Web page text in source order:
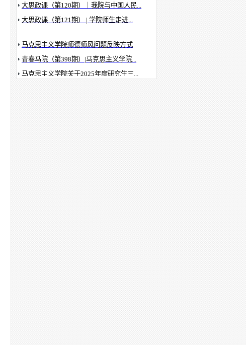
马克思主义学院师德师风问题反映方式
马克思主义学院关于2025年度研究生三...
青春马院（第397期）｜马克思主义学院...
青春马院（第396期） | 我院青马先锋...
马克思主义学院2025年度本科生筑梦奖...
青春马院（第394期）｜我院组织开展校...
“职”向未来（第240期）|马克思主义...
大思政课（第120期）｜我院与中国人民...
大思政课（第121期） | 学院师生走进...